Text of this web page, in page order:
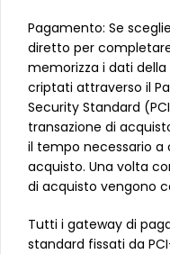
Pagamento: Se
diretto per
memorizza i dati
criptati attraverso il
Security Standard
transazione di
il tempo necessario a
acquisto. Una volta
di acquisto vengono
Tutti i gateway di
standard fissati da